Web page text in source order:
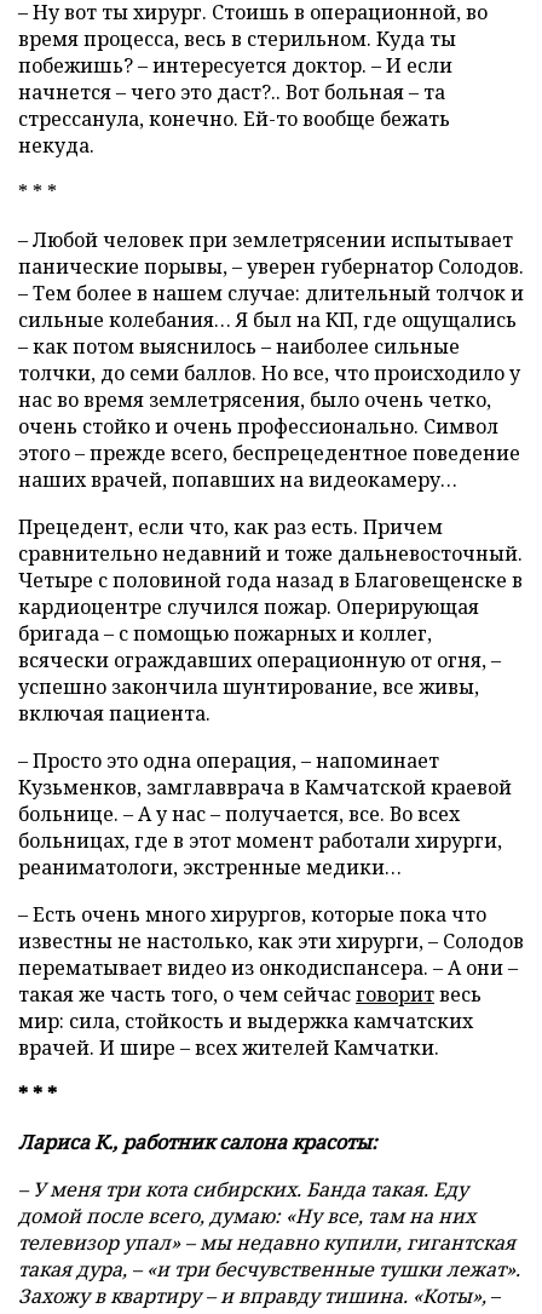
– Ну вот ты хирург. Стоишь в операционной, во
время процесса, весь в стерильном. Куда ты
побежишь? – интересуется доктор. – И если
начнется – чего это даст?.. Вот больная – та
стрессанула, конечно. Ей-то вообще бежать
некуда.
* * *
– Любой человек при землетрясении испытывает
панические порывы, – уверен губернатор Солодов.
– Тем более в нашем случае: длительный толчок и
сильные колебания… Я был на КП, где ощущались
– как потом выяснилось – наиболее сильные
толчки, до семи баллов. Но все, что происходило у
нас во время землетрясения, было очень четко,
очень стойко и очень профессионально. Символ
этого – прежде всего, беспрецедентное поведение
наших врачей, попавших на видеокамеру…
Прецедент, если что, как раз есть. Причем
сравнительно недавний и тоже дальневосточный.
Четыре с половиной года назад в Благовещенске в
кардиоцентре случился пожар. Оперирующая
бригада – с помощью пожарных и коллег,
всячески ограждавших операционную от огня, –
успешно закончила шунтирование, все живы,
включая пациента.
– Просто это одна операция, – напоминает
Кузьменков, замглавврача в Камчатской краевой
больнице. – А у нас – получается, все. Во всех
больницах, где в этот момент работали хирурги,
реаниматологи, экстренные медики…
– Есть очень много хирургов, которые пока что
известны не настолько, как эти хирурги, – Солодов
перематывает видео из онкодиспансера. – А они –
такая же часть того, о чем сейчасговоритвесь
мир: сила, стойкость и выдержка камчатских
врачей. И шире – всех жителей Камчатки.
* * *
Лариса К., работник салона красоты:
– У меня три кота сибирских. Банда такая. Еду
домой после всего, думаю: «Ну все, там на них
телевизор упал» – мы недавно купили, гигантская
такая дура, – «и три бесчувственные тушки лежат».
Захожу в квартиру – и вправду тишина. «Коты»,–